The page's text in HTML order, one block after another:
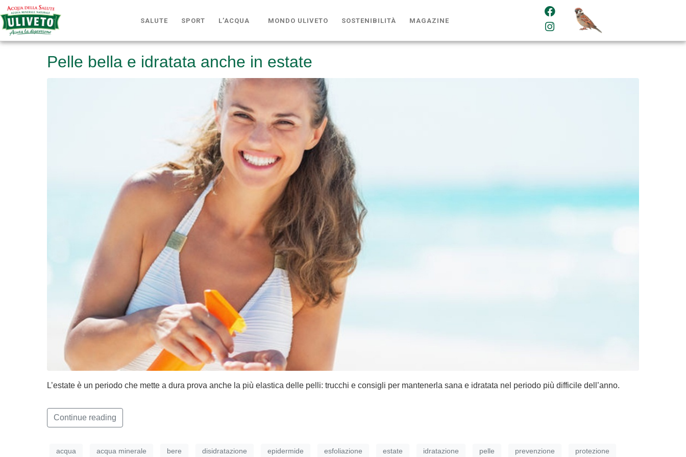
SALUTE SPORT L’ACQUA MONDO ULIVETO SOSTENIBILITÀ MAGAZINE
Pelle bella e idratata anche in estate
L’estate è un periodo che mette a dura prova anche la più elastica delle pelli: trucchi e consigli per mantenerla sana e idratata nel periodo più difficile dell’anno.
Continue reading
acqua acqua minerale bere disidratazione epidermide esfoliazione estate idratazione pelle prevenzione protezione